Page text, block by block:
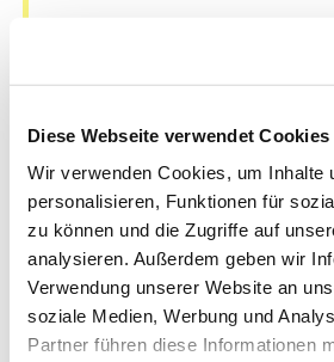
Diese Webseite verwendet Cookies
Wir verwenden Cookies, um Inhalte
personalisieren, Funktionen für
zu können und die Zugriffe auf
analysieren. Außerdem geben wir
Verwendung unserer Website an
soziale Medien, Werbung und
Partner führen diese Informationen